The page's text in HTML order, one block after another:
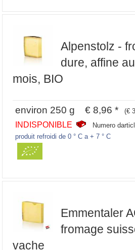
Alpenstolz -
dure, affine
mois, BIO
environ 250 g € 8,96 * (€
INDISPONIBLE
Numero
produit refroidi de 0 ° C a + 7 ° C
Emmentaler
fromage
vache